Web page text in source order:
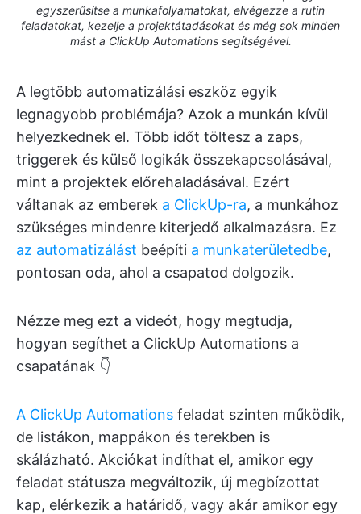
egyszerűsítse a munkafolyamatokat, elvégezze a rutin
feladatokat, kezelje a projektátadásokat és még sok minden
mást a ClickUp Automations segítségével.
A legtöbb automatizálási eszköz egyik
legnagyobb problémája? Azok a munkán kívül
helyezkednek el. Több időt töltesz a zaps,
triggerek és külső logikák összekapcsolásával,
mint a projektek előrehaladásával. Ezért
váltanak az emberek a ClickUp-ra, a munkához
szükséges mindenre kiterjedő alkalmazásra. Ez
az automatizálást beépíti a munkaterületedbe,
pontosan oda, ahol a csapatod dolgozik.
Nézze meg ezt a videót, hogy megtudja,
hogyan segíthet a ClickUp Automations a
csapatának 👇
A ClickUp Automations feladat szinten működik,
de listákon, mappákon és terekben is
skálázható. Akciókat indíthat el, amikor egy
feladat státusza megváltozik, új megbízottat
kap, elérkezik a határidő, vagy akár amikor egy